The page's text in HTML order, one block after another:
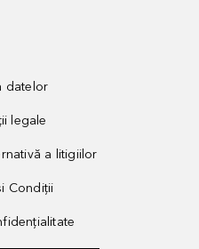
datelor
legale
a litigiilor
Condiții